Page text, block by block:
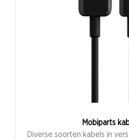
Mobiparts
Diverse soorten kabels in